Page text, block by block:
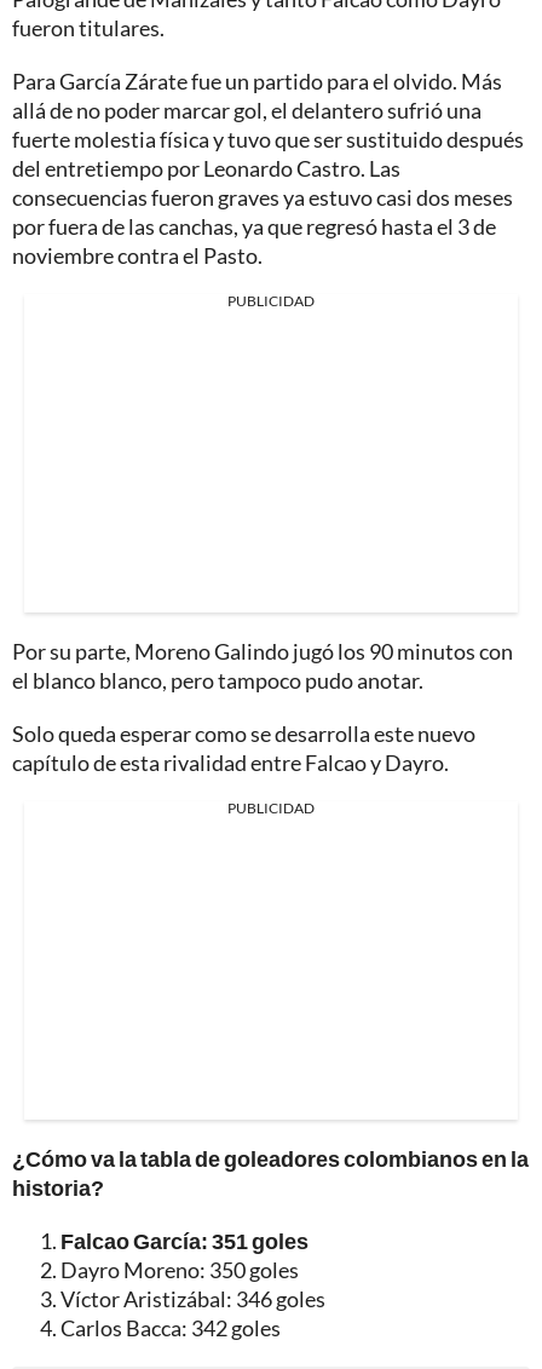
fueron titulares.
Para García Zárate fue un partido para el olvido. Más
allá de no poder marcar gol, el delantero sufrió una
fuerte molestia física y tuvo que ser sustituido después
del entretiempo por Leonardo Castro. Las
consecuencias fueron graves ya estuvo casi dos meses
por fuera de las canchas, ya que regresó hasta el 3 de
noviembre contra el Pasto.
PUBLICIDAD
Por su parte, Moreno Galindo jugó los 90 minutos con
el blanco blanco, pero tampoco pudo anotar.
Solo queda esperar como se desarrolla este nuevo
capítulo de esta rivalidad entre Falcao y Dayro.
PUBLICIDAD
¿Cómo va la tabla de goleadores colombianos en la
historia?
Falcao García: 351 goles
Dayro Moreno: 350 goles
Víctor Aristizábal: 346 goles
Carlos Bacca: 342 goles